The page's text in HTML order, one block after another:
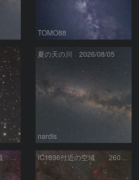
TOMO88
夏の天の川 2026/08/05
nardis
カシオペア座付近の空域 260720 IC1396付近の空域 260720